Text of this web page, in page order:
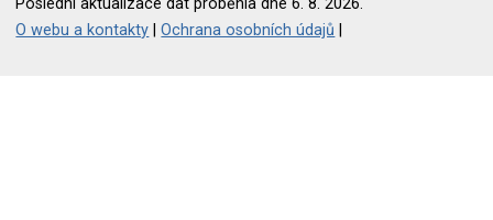
Poslední aktualizace dat proběhla dne 6. 8. 2026.
O webu a kontakty |Ochrana osobních údajů